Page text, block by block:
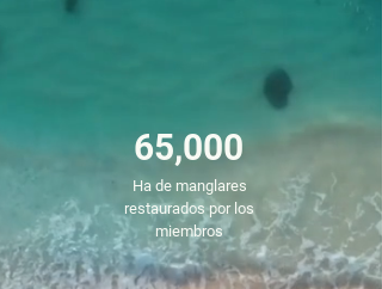
Ha de manglares
restaurados por los
miembros
65,000